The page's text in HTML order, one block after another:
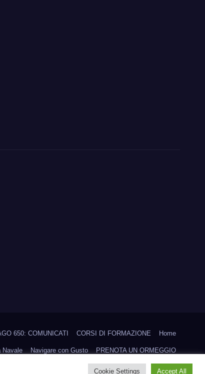
650: COMUNICATI CORSI DI FORMAZIONE Home
Navale Navigare con Gusto PRENOTA UN ORMEGGIO
Trofeo Aielli Trofeo CHICA LOCA
Cookie Settings Accept All